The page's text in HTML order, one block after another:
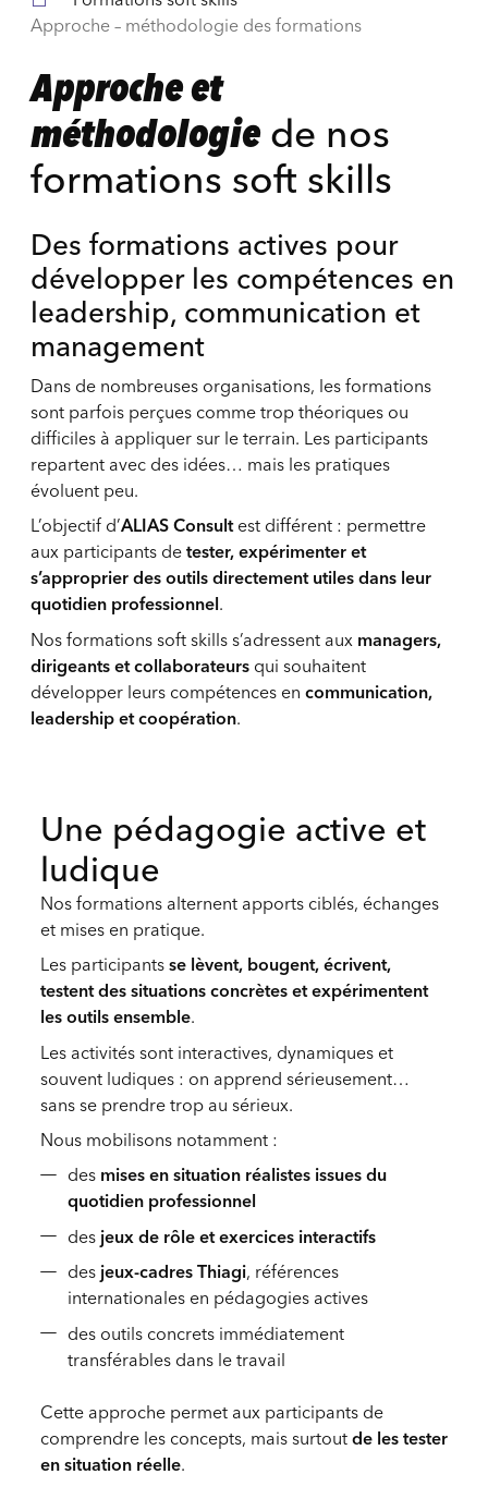
Approche – méthodologie des formations
Approche et
méthodologiede nos
formations soft skills
Des formations actives pour
développer les compétences en
leadership, communication et
management
Dans de nombreuses organisations, les formations
sont parfois perçues comme trop théoriques ou
difficiles à appliquer sur le terrain. Les participants
repartent avec des idées… mais les pratiques
évoluent peu.
L’objectif d’ALIAS Consultest différent : permettre
aux participants de tester, expérimenter et
s’approprier des outils directement utiles dans leur
quotidien professionnel.
Nos formations soft skills s’adressent aux managers,
dirigeants et collaborateurs qui souhaitent
développer leurs compétences en communication,
leadership et coopération.
Une pédagogie active et
ludique
Nos formations alternent apports ciblés, échanges
et mises en pratique.
Les participants se lèvent, bougent, écrivent,
testent des situations concrètes et expérimentent
les outils ensemble.
Les activités sont interactives, dynamiques et
souvent ludiques : on apprend sérieusement…
sans se prendre trop au sérieux.
Nous mobilisons notamment :
des mises en situation réalistes issues du
quotidien professionnel
des jeux de rôle et exercices interactifs
des jeux-cadres Thiagi, références
internationales en pédagogies actives
des outils concrets immédiatement
transférables dans le travail
Cette approche permet aux participants de
comprendre les concepts, mais surtout de les tester
en situation réelle.